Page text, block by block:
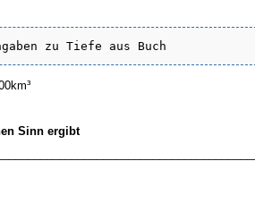
Sinn ergibt